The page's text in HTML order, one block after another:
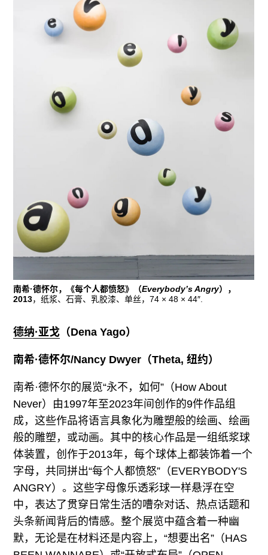
南希·德怀尔，《每个人都愤怒》（Everybody’s Angry），
2013，纸浆、石膏、乳胶漆、单丝，74 × 48 × 44″.
德纳·亚戈 （Dena Yago）
南希·德怀尔/Nancy Dwyer（Theta, 纽约）
南希·德怀尔的展览“永不，如何”（How About
Never）由1997年至2023年间创作的9件作品组
成，这些作品将语言具象化为雕塑般的绘画、绘画
般的雕塑，或动画。其中的核心作品是一组纸浆球
体装置，创作于2013年，每个球体上都装饰着一个
字母，共同拼出“每个人都愤怒”（EVERYBODY'S
ANGRY）。这些字母像乐透彩球一样悬浮在空
中，表达了贯穿日常生活的嘈杂对话、热点话题和
头条新闻背后的情感。整个展览中蕴含着一种幽
默，无论是在材料还是内容上，“想要出名”（HAS